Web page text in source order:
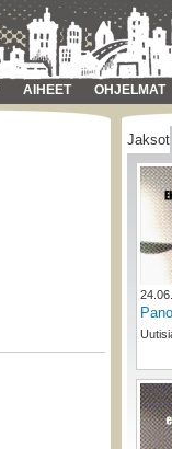
AIHEET OHJELMAT
Jaksot